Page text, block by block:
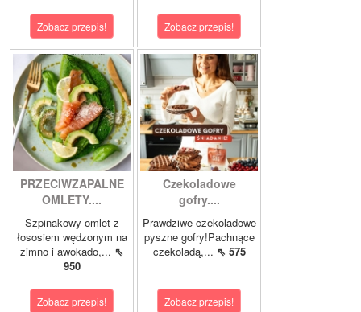
Zobacz przepis! Zobacz przepis!
PRZECIWZAPALNE
OMLETY....
Szpinakowy omlet z
łososiem wędzonym na
zimno i awokado,... ⇖
950
Zobacz przepis!
Czekoladowe
gofry....
Prawdziwe czekoladowe
pyszne gofry!Pachnące
czekoladą,... ⇖ 575
Zobacz przepis!